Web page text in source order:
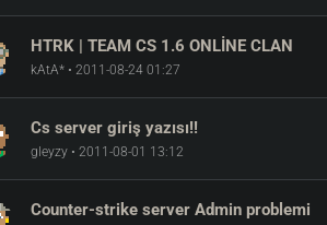
HTRK | TEAM CS 1.6 ONLİNE CLAN
kAtA* • 2011-08-24 01:27
Cs server giriş yazısı!!
gleyzy • 2011-08-01 13:12
Counter-strike server Admin problemi